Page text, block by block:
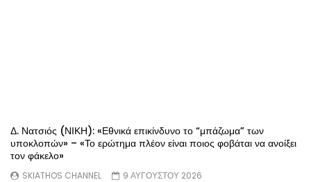
Δ. Νατσιός (ΝΙΚΗ): «Εθνικά επικίνδυνο το “μπάζωμα” των
υποκλοπών» – «Το ερώτημα πλέον είναι ποιος φοβάται να ανοίξει
τον φάκελο»
SKIATHOS CHANNEL
9 ΑΥΓΟΥΣΤΟΥ 2026